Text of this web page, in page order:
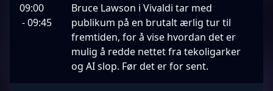
09:00
-09:45
Bruce Lawson i Vivaldi tar med
publikum på en brutalt ærlig tur til
fremtiden, for å vise hvordan det er
mulig å redde nettet fra tekoligarker
og AI slop. Før det er for sent.